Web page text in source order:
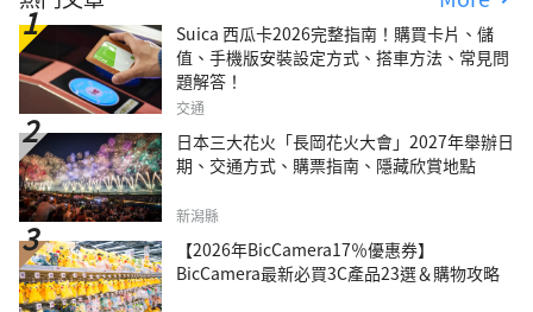
Suica 西瓜卡2026完整指南！購買卡片、儲
值、手機版安裝設定方式、搭車方法、常見問
題解答！
交通
日本三大花火「長岡花火大會」2027年舉辦日
期、交通方式、購票指南、隱藏欣賞地點
新潟縣
【2026年BicCamera17％優惠券】
BicCamera最新必買3C產品23選＆購物攻略